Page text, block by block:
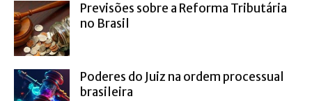
Previsões sobre a Reforma Tributária
no Brasil
Poderes do Juiz na ordem processual
brasileira